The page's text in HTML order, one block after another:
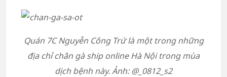
Quán 7C Nguyễn Công Trứ là một trong những
địa chỉ chân gà ship online Hà Nội trong mùa
dịch bệnh này. Ảnh: @_0812_s2